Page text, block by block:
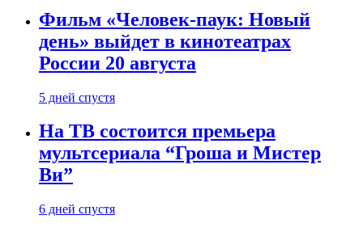
Фильм «Человек-паук: Новый
день» выйдет в кинотеатрах
России 20 августа
5 дней спустя
На ТВ состоится премьера
мультсериала “Гроша и Мистер
Ви”
6 дней спустя